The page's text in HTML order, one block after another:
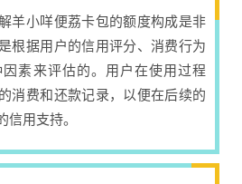
羊小咩便荔卡包的额度构成是非
根据用户的信用评分、消费行为
素来评估的。用户在使用过程
消费和还款记录，以便在后续的
用支持。